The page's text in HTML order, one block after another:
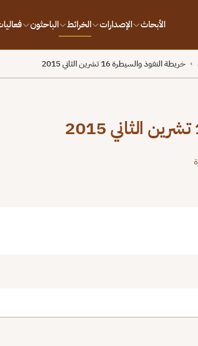
الأبحاث الإصدارات الخرائط الباحثون
› خريطة النفوذ والسيطرة 16 تشرين الثاني 2015